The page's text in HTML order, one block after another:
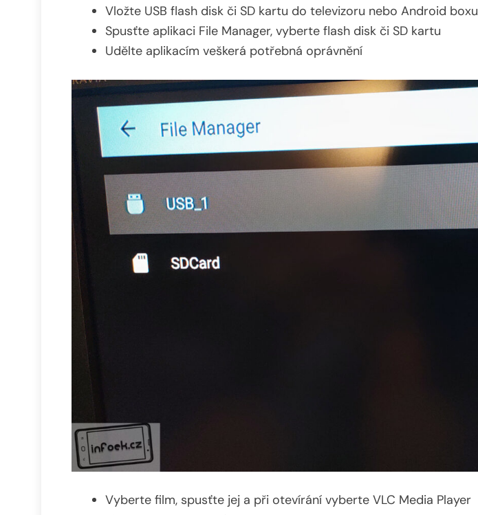
Vložte USB flash disk či SD kartu do televizoru nebo Android boxu
Spusťte aplikaci File Manager, vyberte flash disk či SD kartu
Udělte aplikacím veškerá potřebná oprávnění
Vyberte film, spusťte jej a při otevírání vyberte VLC Media Player